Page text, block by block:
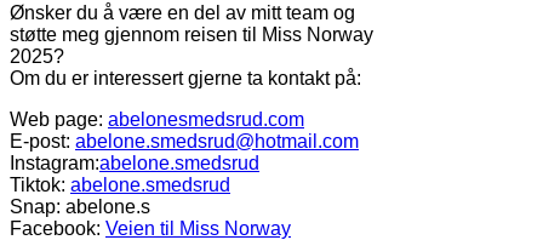
Ønsker du å være en del av mitt team og
støtte meg gjennom reisen til Miss Norway
2025?
Om du er interessert gjerne ta kontakt på:
Web page: abelonesmedsrud.com
E-post: abelone.smedsrud@hotmail.com
Instagram:abelone.smedsrud
Tiktok: abelone.smedsrud
Snap: abelone.s
Facebook: Veien til Miss Norway